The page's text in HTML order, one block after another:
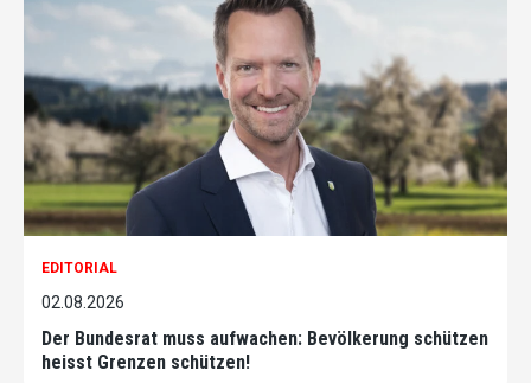
EDITORIAL
02.08.2026
Der Bundesrat muss aufwachen: Bevölkerung schützen
heisst Grenzen schützen!